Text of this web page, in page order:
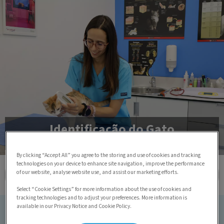
Identificação do Gato
Mais artigos da Gatopédia
By clicking “Accept All” you agree to the storing and use of cookies and tracking
technologies on your device to enhance site navigation, improve the performance
of our website, analyse website use, and assist our marketing efforts.
Select “Cookie Settings” for more information about the use of cookies and
tracking technologies and to adjust your preferences. More information is
available in our Privacy Notice and Cookie Policy.